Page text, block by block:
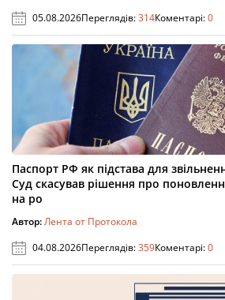
05.08.2026Переглядів:314Коментарі:0
Паспорт РФ як підстава для
Суд скасував рішення про
на ро
Автор:Лента от Протокола
04.08.2026Переглядів:359Коментарі:0